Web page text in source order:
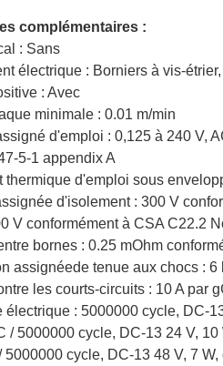
complémentaires :
: Sans
électrique : Borniers à vis-
: Avec
minimale : 0.01 m/min
d'emploi : 0,125 à 240 V,
5-1 appendix A
thermique d'emploi sous
d'isolement : 300 V
V conformément à CSA C22.2
bornes : 0.25 mOhm
assignéede tenue aux chocs :
les courts-circuits : 10 A par
électrique : 5000000 cycle, DC-
/ 5000000 cycle, DC-13 24 V,
5000000 cycle, DC-13 48 V, 7